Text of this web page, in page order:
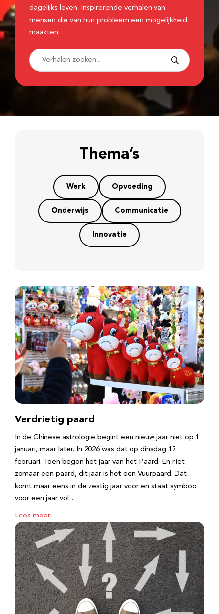
dagelijks leven. Inspirerende verhalen van
mensen die van hun probleem een mogelijkheid
maakten.
Thema’s
Werk Opvoeding
Onderwijs Communicatie
Innovatie
Verdrietig paard
In de Chinese astrologie begint een nieuw jaar niet op 1
januari, maar later. In 2026 was dat op dinsdag 17
februari. Toen begon het jaar van het Paard. En niet
zomaar een paard, dit jaar is het een Vuurpaard. Dat
komt maar eens in de zestig jaar voor en staat symbool
voor een jaar vol…
Lees meer